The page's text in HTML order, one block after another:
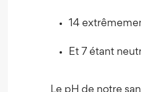
14
Et 7 étant
Le pH de notre